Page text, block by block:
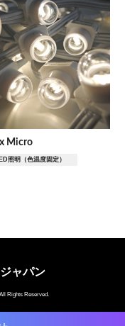
Micro
照明（色温度固定）
ャパン
Rights Reserved.